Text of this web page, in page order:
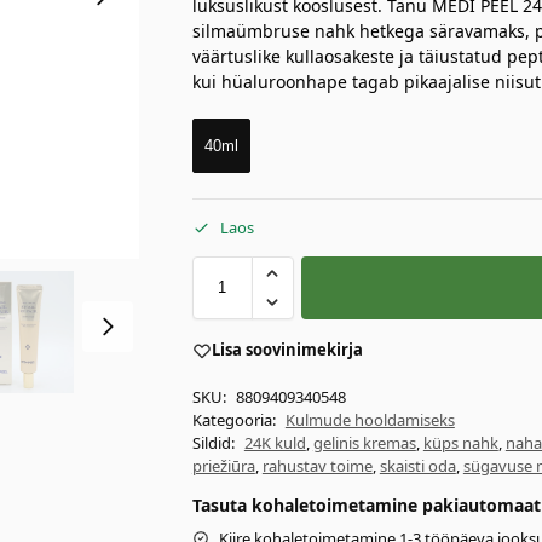
luksuslikust kooslusest. Tänu MEDI PEEL
silmaümbruse nahk hetkega
väärtuslike kullaosakeste ja täiustatud
kui hüaluroonhape tagab pikaajalise
40ml
Laos
Lisa soovinimekirja
SKU: 8809409340548
Kategooria: Kulmude hooldamiseks
Sildid: 24K kuld,gelinis kremas, küps nahk,
priežiūra, rahustav toime,skaisti oda,sügavuse
Tasuta kohaletoimetamine